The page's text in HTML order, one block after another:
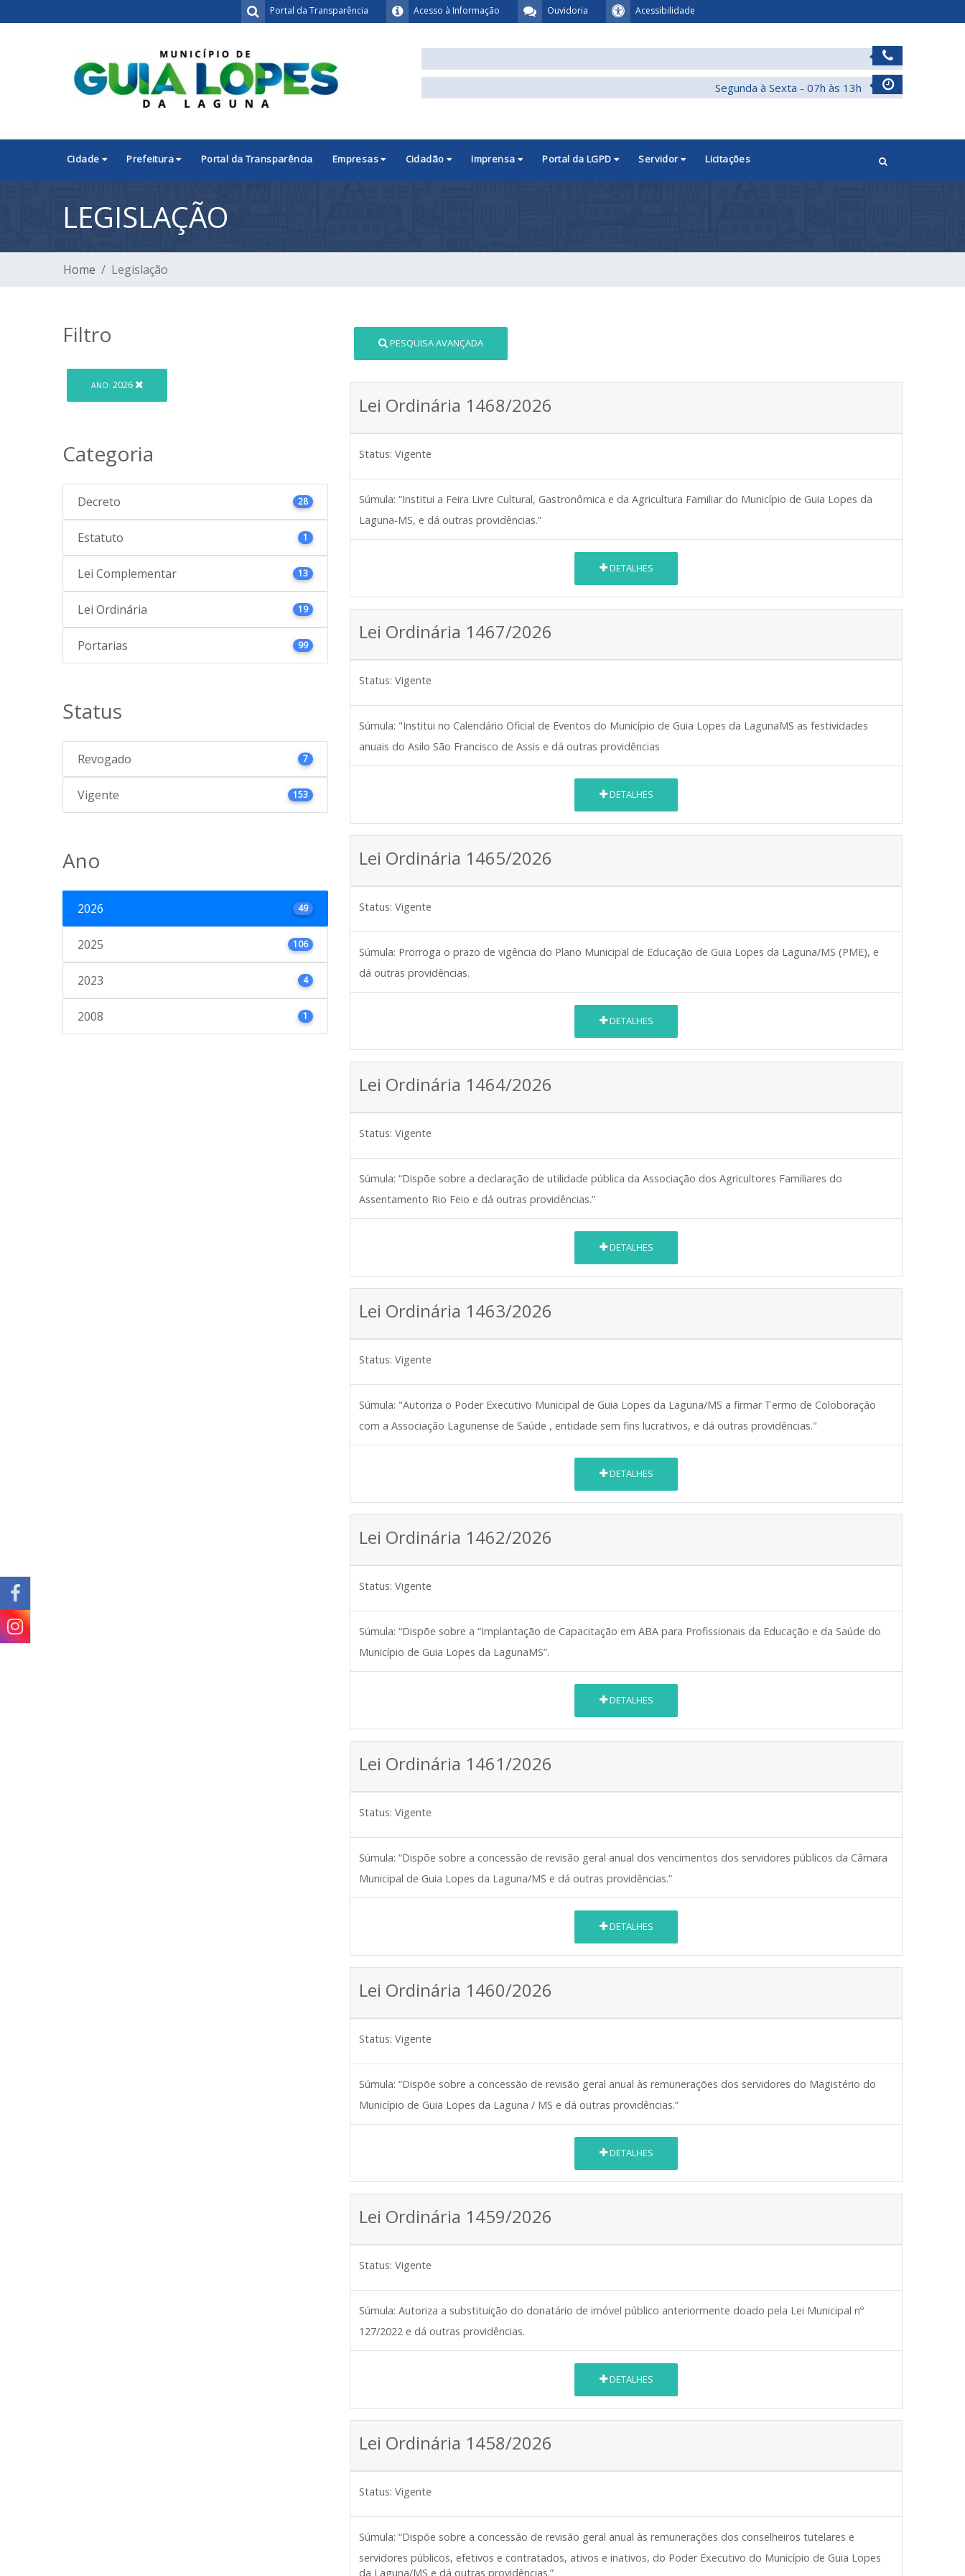
Acessibilidade
Ouvidoria
Acesso à Informação
Portal da Transparência
Segunda à Sexta - 07h às 13h
Cidade Prefeitura Portal da Transparência Empresas Cidadão Imprensa Portal da LGPD Servidor Licitações
LEGISLAÇÃO
Home Legislação
Filtro
ANO: 2026
Categoria
Decreto 28
Estatuto 1
Lei Complementar 13
Lei Ordinária 19
Portarias 99
Status
Revogado 7
Vigente 153
Ano
2026 49
2025 106
2023 4
2008 1
PESQUISA AVANÇADA
Lei Ordinária 1468/2026
Status: Vigente
Súmula: “Institui a Feira Livre Cultural, Gastronômica e da Agricultura Familiar do Município de Guia Lopes da
Laguna-MS, e dá outras providências.”
DETALHES
Lei Ordinária 1467/2026
Status: Vigente
Súmula: "Institui no Calendário Oficial de Eventos do Município de Guia Lopes da LagunaMS as festividades
anuais do Asilo São Francisco de Assis e dá outras providências
DETALHES
Lei Ordinária 1465/2026
Status: Vigente
Súmula: Prorroga o prazo de vigência do Plano Municipal de Educação de Guia Lopes da Laguna/MS (PME), e
dá outras providências.
DETALHES
Lei Ordinária 1464/2026
Status: Vigente
Súmula: “Dispõe sobre a declaração de utilidade pública da Associação dos Agricultores Familiares do
Assentamento Rio Feio e dá outras providências.”
DETALHES
Lei Ordinária 1463/2026
Status: Vigente
Súmula: "Autoriza o Poder Executivo Municipal de Guia Lopes da Laguna/MS a firmar Termo de Coloboração
com a Associação Lagunense de Saúde , entidade sem fins lucrativos, e dá outras providências."
DETALHES
Lei Ordinária 1462/2026
Status: Vigente
Súmula: “Dispõe sobre a “Implantação de Capacitação em ABA para Profissionais da Educação e da Saúde do
Município de Guia Lopes da LagunaMS”.
DETALHES
Lei Ordinária 1461/2026
Status: Vigente
Súmula: “Dispõe sobre a concessão de revisão geral anual dos vencimentos dos servidores públicos da Câmara
Municipal de Guia Lopes da Laguna/MS e dá outras providências.”
DETALHES
Lei Ordinária 1460/2026
Status: Vigente
Súmula: “Dispõe sobre a concessão de revisão geral anual às remunerações dos servidores do Magistério do
Município de Guia Lopes da Laguna / MS e dá outras providências.”
DETALHES
Lei Ordinária 1459/2026
Status: Vigente
Súmula: Autoriza a substituição do donatário de imóvel público anteriormente doado pela Lei Municipal nº
127/2022 e dá outras providências.
DETALHES
Lei Ordinária 1458/2026
Status: Vigente
Súmula: “Dispõe sobre a concessão de revisão geral anual às remunerações dos conselheiros tutelares e
servidores públicos, efetivos e contratados, ativos e inativos, do Poder Executivo do Município de Guia Lopes
da Laguna/MS e dá outras providências.”